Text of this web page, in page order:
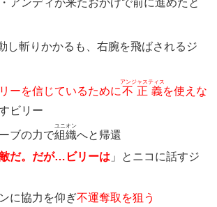
アンディが来たおかげで前に進めたと
し斬りかかるも、右腕を飛ばされるジ
ーを信じているために不正義
アンジャスティス
を使えな
ビリー
ブの力で組織
ユニオン
へと帰還
だ。だが…ビリーは 」とニコに話すジ
に協力を仰ぎ不運奪取を狙う